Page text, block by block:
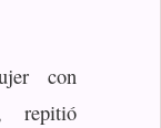
con
repitió